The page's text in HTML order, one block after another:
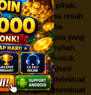
film. Banyak pihak,
cipta, merasa resah
ini. Mereka
hak cipta yang
secara keseluruhan.
dalam upaya untuk
Rebahan21 demi
kekayaan intelektual
inilah yang membuat